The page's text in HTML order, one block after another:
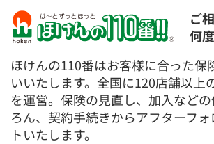
ご
何
ほけんの110番はお客様に合った保
いいたします。全国に120店舗以上
を運営。保険の見直し、加入など
ろん、契約手続きからアフターフ
トいたします。